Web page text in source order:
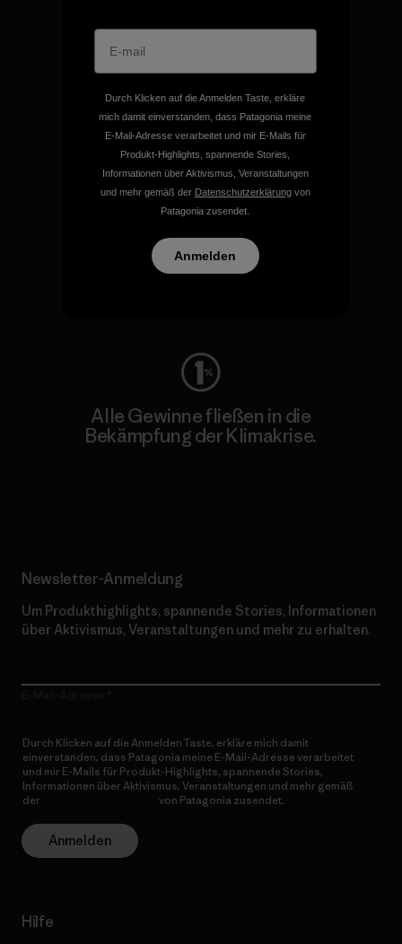
Wir unterstützen Klima- und
Umweltschutzgruppen.
Besuche Patagonia Action Works
Wir schenken deiner
Bekleidung neues Leben.
Alle Gewinne fließen in die
Bekämpfung der Klimakrise.
Newsletter-Anmeldung
Um Produkthighlights, spannende Stories, Informationen
über Aktivismus, Veranstaltungen und mehr zu erhalten.
Durch Klicken auf die Anmelden Taste, erkläre mich damit
einverstanden, dass Patagonia meine E-Mail-Adresse verarbeitet
und mir E-Mails für Produkt-Highlights, spannende Stories,
Informationen über Aktivismus, Veranstaltungen und mehr gemäß
der
von Patagonia zusendet.
Anmelden
Hilfe
Durch Klicken auf die Anmelden Taste, erkläre
mich damit einverstanden, dass Patagonia meine
E-Mail-Adresse verarbeitet und mir E-Mails für
Produkt-Highlights, spannende Stories,
Informationen über Aktivismus, Veranstaltungen
und mehr gemäß der Datenschutzerklärungvon
Patagonia zusendet.
Anmelden